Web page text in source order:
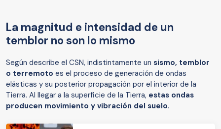
La magnitud e intensidad de un
temblor no son lo mismo
Según describe el CSN, indistintamente un sismo, temblor
o terremoto es el proceso de generación de ondas
elásticas y su posterior propagación por el interior de la
Tierra. Al llegar a la superficie de la Tierra, estas ondas
producen movimiento y vibración del suelo.